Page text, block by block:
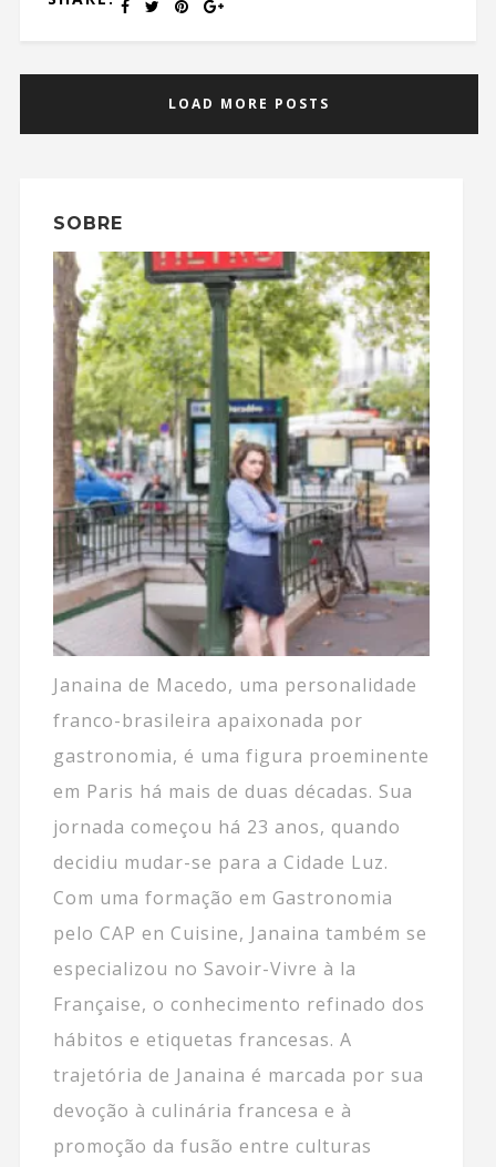
LOAD MORE POSTS
SOBRE
Janaina de Macedo, uma personalidade
franco-brasileira apaixonada por
gastronomia, é uma figura proeminente
em Paris há mais de duas décadas. Sua
jornada começou há 23 anos, quando
decidiu mudar-se para a Cidade Luz.
Com uma formação em Gastronomia
pelo CAP en Cuisine, Janaina também se
especializou no Savoir-Vivre à la
Française, o conhecimento refinado dos
hábitos e etiquetas francesas. A
trajetória de Janaina é marcada por sua
devoção à culinária francesa e à
promoção da fusão entre culturas